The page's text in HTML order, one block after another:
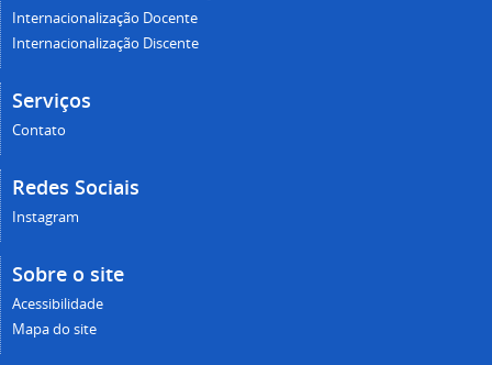
Internacionalização Docente
Internacionalização Discente
Serviços
Contato
Redes Sociais
Instagram
Sobre o site
Acessibilidade
Mapa do site